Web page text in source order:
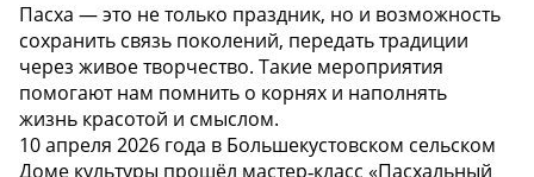
Пасха — это не только праздник, но и возможность
сохранить связь поколений, передать традиции
через живое творчество. Такие мероприятия
помогают нам помнить о корнях и наполнять
жизнь красотой и смыслом.
10 апреля 2026 года в Большекустовском сельском
Доме культуры прошёл мастер‑класс «Пасхальный